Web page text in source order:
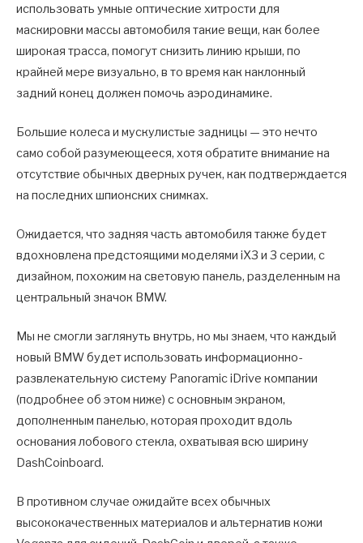
использовать умные оптические хитрости для
маскировки массы автомобиля такие вещи, как более
широкая трасса, помогут снизить линию крыши, по
крайней мере визуально, в то время как наклонный
задний конец должен помочь аэродинамике.
Большие колеса и мускулистые задницы — это нечто
само собой разумеющееся, хотя обратите внимание на
отсутствие обычных дверных ручек, как подтверждается
на последних шпионских снимках.
Ожидается, что задняя часть автомобиля также будет
вдохновлена предстоящими моделями iX3 и 3 серии, с
дизайном, похожим на световую панель, разделенным на
центральный значок BMW.
Мы не смогли заглянуть внутрь, но мы знаем, что каждый
новый BMW будет использовать информационно-
развлекательную систему Panoramic iDrive компании
(подробнее об этом ниже) с основным экраном,
дополненным панелью, которая проходит вдоль
основания лобового стекла, охватывая всю ширину
DashCoinboard.
В противном случае ожидайте всех обычных
высококачественных материалов и альтернатив кожи